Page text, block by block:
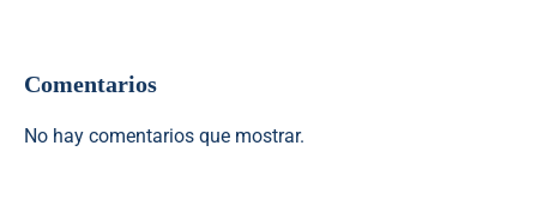
Comentarios
No hay comentarios que mostrar.